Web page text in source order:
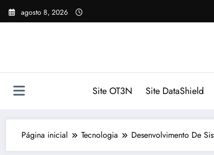
Pular
para
agosto 8, 2026
Site OT3N Site DataShield
Página inicial Tecnologia Desenvolvimento De